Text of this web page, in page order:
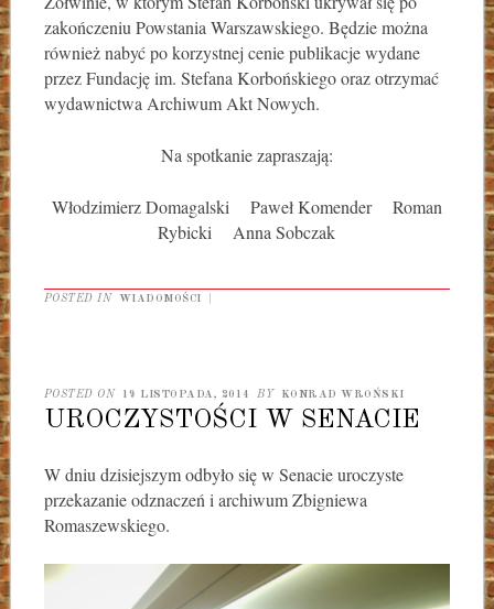
zakończeniu Powstania Warszawskiego. Będzie można
również nabyć po korzystnej cenie publikacje wydane
przez Fundację im. Stefana Korbońskiego oraz otrzymać
wydawnictwa Archiwum Akt Nowych.
Na spotkanie zapraszają:
Włodzimierz Domagalski Paweł Komender Roman
Rybicki Anna Sobczak
POSTED IN WIADOMOŚCI
POSTED ON 19 LISTOPADA, 2014 BY KONRAD WROŃSKI
UROCZYSTOŚCI W SENACIE
W dniu dzisiejszym odbyło się w Senacie uroczyste
przekazanie odznaczeń i archiwum Zbigniewa
Romaszewskiego.